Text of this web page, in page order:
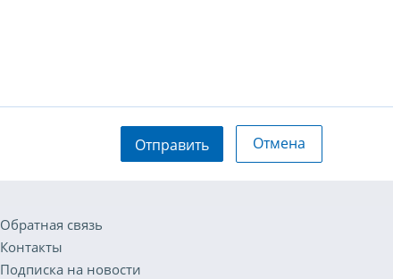
Отправить Отмена
Обратная связь
Контакты
Подписка на новости